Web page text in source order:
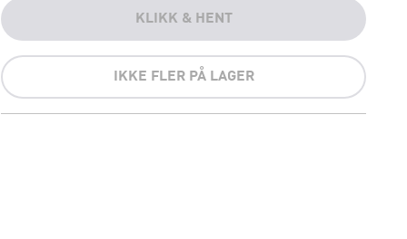
KLIKK & HENT
IKKE FLER PÅ LAGER